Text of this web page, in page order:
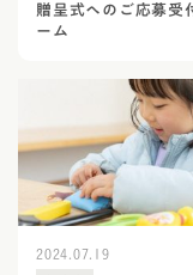
贈呈式へのご応募受
ーム
2024.07.19